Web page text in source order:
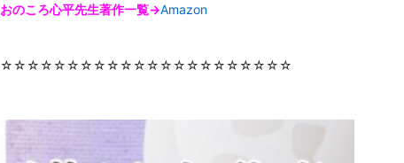
おのころ心平先生著作一覧→Amazon
☆☆☆☆☆☆☆☆☆☆☆☆☆☆☆☆☆☆☆☆☆☆